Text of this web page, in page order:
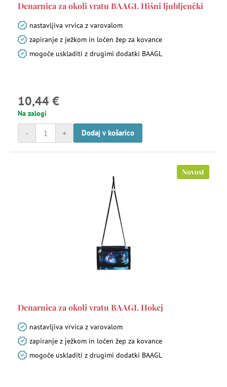
Denarnica za okoli vratu BAAGL Hišni ljubljenčki
nastavljiva vrvica z varovalom
zapiranje z ježkom in ločen žep za kovance
mogoče uskladiti z drugimi dodatki BAAGL
10,44 €
Na zalogi
+
- Dodaj v košarico
Novost
Denarnica za okoli vratu BAAGL Hokej
nastavljiva vrvica z varovalom
zapiranje z ježkom in ločen žep za kovance
mogoče uskladiti z drugimi dodatki BAAGL